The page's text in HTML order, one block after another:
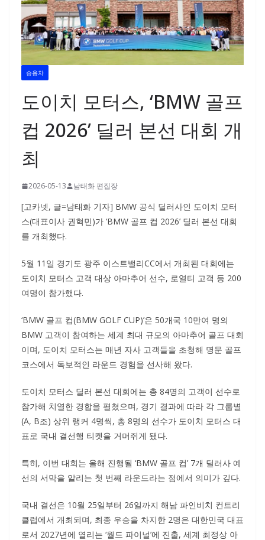
승용차
도이치 모터스, ‘BMW 골프
컵 2026’ 딜러 본선 대회 개
최
2026-05-13 남태화 편집장
[고카넷, 글=남태화 기자] BMW 공식 딜러사인 도이치 모터
스(대표이사 권혁민)가 ‘BMW 골프 컵 2026’ 딜러 본선 대회
를 개최했다.
5월 11일 경기도 광주 이스트밸리CC에서 개최된 대회에는
도이치 모터스 고객 대상 아마추어 선수, 로열티 고객 등 200
여명이 참가했다.
‘BMW 골프 컵(BMW GOLF CUP)’은 50개국 10만여 명의
BMW 고객이 참여하는 세계 최대 규모의 아마추어 골프 대회
이며, 도이치 모터스는 매년 자사 고객들을 초청해 명문 골프
코스에서 독보적인 라운드 경험을 선사해 왔다.
도이치 모터스 딜러 본선 대회에는 총 84명의 고객이 선수로
참가해 치열한 경합을 펼쳤으며, 경기 결과에 따라 각 그룹별
(A, B조) 상위 랭커 4명씩, 총 8명의 선수가 도이치 모터스 대
표로 국내 결선행 티켓을 거머쥐게 됐다.
특히, 이번 대회는 올해 진행될 ‘BMW 골프 컵’ 7개 딜러사 예
선의 서막을 알리는 첫 번째 라운드라는 점에서 의미가 깊다.
국내 결선은 10월 25일부터 26일까지 해남 파인비치 컨트리
클럽에서 개최되며, 최종 우승을 차지한 2명은 대한민국 대표
로서 2027년에 열리는 ‘월드 파이널’에 진출, 세계 최정상 아